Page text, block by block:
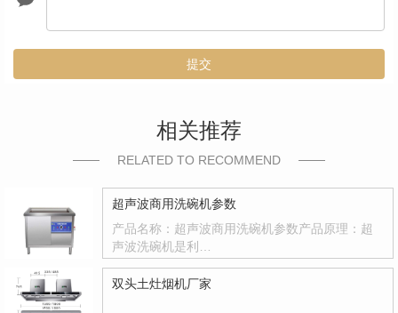
提交
相关推荐
RELATED TO RECOMMEND
超声波商用洗碗机参数
产品名称：超声波商用洗碗机参数产品原理：超
声波洗碗机是利…
双头土灶烟机厂家